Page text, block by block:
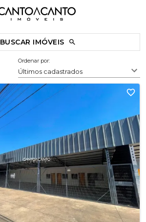
BUSCAR IMÓVEIS
Ordenar por:
Últimos cadastrados